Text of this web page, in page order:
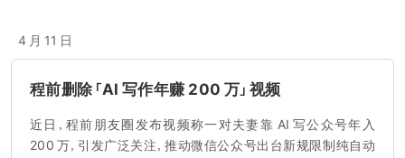
名、微分享、 微名片 等，已经形成了一种主流的 线上线下 微信 互动营
销方式。 2018 年 1 月 5 日，微信公众平台公告：规范「非固定收益类
投资产品」类 信息发布 。即日起微信公众平台将配合微信 安全中心
理。「非固定收益类投资产品」指 包括但不限于 股票、期权、期货、外
汇、 大宗商品 、 电子货币 等本金或收益存在 不确定性 的投资产品。
4 月 11 日
程前删除「AI 写作年赚 200 万」视频
近日，程前朋友圈发布视频称一对夫妻靠 AI 写公众号年入
200 万，引发广泛关注，推动微信公众号出台新规限制纯自动